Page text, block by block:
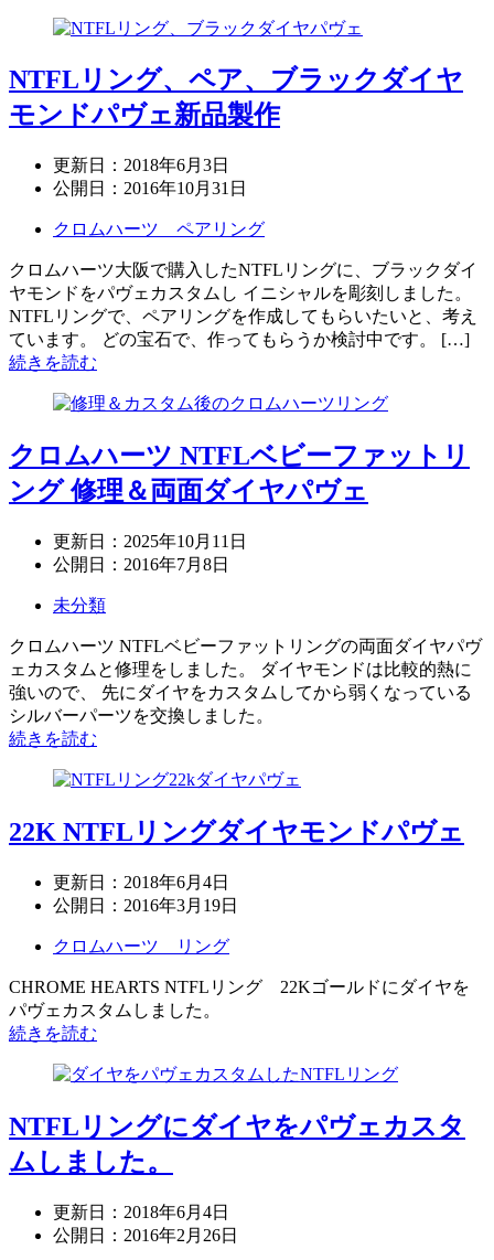
NTFLリング、ペア、ブラックダイヤ
モンドパヴェ新品製作
更新日： 2018年6月3日
公開日： 2016年10月31日
クロムハーツ ペアリング
クロムハーツ大阪で購入したNTFLリングに、ブラックダイ
ヤモンドをパヴェカスタムし イニシャルを彫刻しました。
NTFLリングで、ペアリングを作成してもらいたいと、考え
ています。 どの宝石で、作ってもらうか検討中です。 […]
続きを読む
クロムハーツ NTFLベビーファットリ
ング 修理＆両面ダイヤパヴェ
更新日： 2025年10月11日
公開日： 2016年7月8日
未分類
クロムハーツ NTFLベビーファットリングの両面ダイヤパヴ
ェカスタムと修理をしました。 ダイヤモンドは比較的熱に
強いので、 先にダイヤをカスタムしてから弱くなっている
シルバーパーツを交換しました。
続きを読む
22K NTFLリングダイヤモンドパヴェ
更新日： 2018年6月4日
公開日： 2016年3月19日
クロムハーツ リング
CHROME HEARTS NTFLリング 22Kゴールドにダイヤを
パヴェカスタムしました。
続きを読む
NTFLリングにダイヤをパヴェカスタ
ムしました。
更新日： 2018年6月4日
公開日： 2016年2月26日